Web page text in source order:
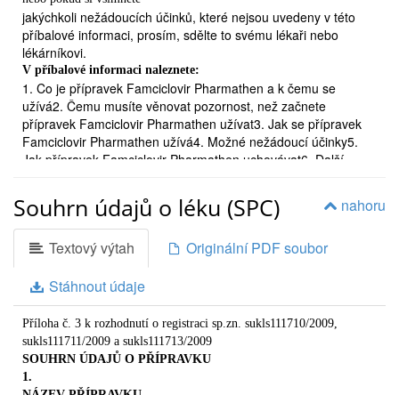
jakýchkoli nežádoucích účinků, které nejsou uvedeny v této
příbalové informaci, prosím, sdělte to svému lékaři nebo
lékárníkovi.
V příbalové informaci naleznete:
1. Co je přípravek Famciclovir Pharmathen a k čemu se
užívá2. Čemu musíte věnovat pozornost, než začnete
přípravek Famciclovir Pharmathen užívat3. Jak se přípravek
Famciclovir Pharmathen užívá4. Možné nežádoucí účinky5.
Jak přípravek Famciclovir Pharmathen uchovávat6. Další
CO JE PŘÍPRAVEK FAMCICLOVIR PHARMATHEN A K
ČEMU SE UŽÍVÁ
Famciclovir Pharmathen patří do skupiny antivirových léčivých
přípravků. Brání rozmnožování nakažlivého viru. Jelikož se
virus začíná rozmnožovat v krátkém čase po nákaze, budete
mít největší přínos z léčby, pokud začnete Famciclovir
Pharmathen užívat co nejdříve po objevení se prvních
příznaků.
Famciclovir Pharmathen se používá k léčbě dvou typů virové infekce
u dospělých:

nahoru
Souhrn údajů o léku (SPC)
Textový výtah
Originální PDF soubor
Stáhnout údaje
Příloha č. 3 k rozhodnutí o registraci sp.zn. sukls111710/2009,
sukls111711/2009 a sukls111713/2009
SOUHRN ÚDAJŮ O PŘÍPRAVKU
1.